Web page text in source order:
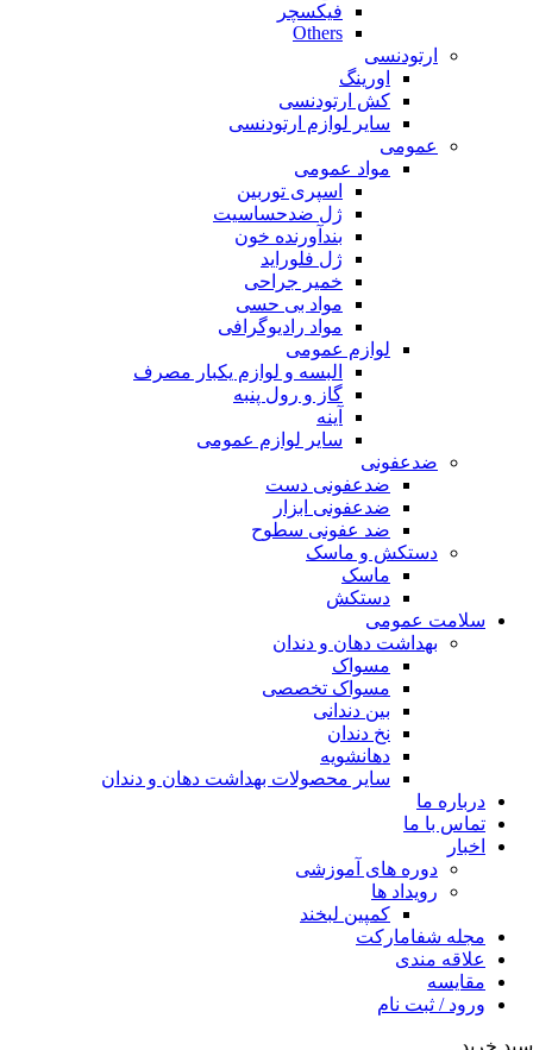
فیکسچر
Others
ارتودنسی
اورینگ
کش ارتودنسی
سایر لوازم ارتودنسی
عمومی
مواد عمومی
اسپری توربین
ژل ضدحساسیت
بندآورنده خون
ژل فلوراید
خمیر جراحی
مواد بی حسی
مواد رادیوگرافی
لوازم عمومی
البسه و لوازم یکبار مصرف
گاز و رول پنبه
آینه
سایر لوازم عمومی
ضدعفونی
ضدعفونی دست
ضدعفونی ابزار
ضد عفونی سطوح
دستکش و ماسک
ماسک
دستکش
سلامت عمومی
بهداشت دهان و دندان
مسواک
مسواک تخصصی
بین دندانی
نخ دندان
دهانشویه
سایر محصولات بهداشت دهان و دندان
درباره ما
تماس با ما
اخبار
دوره های آموزشی
رویداد ها
کمپین لبخند
مجله شفامارکت
علاقه مندی
مقایسه
ورود / ثبت نام
سبد خرید